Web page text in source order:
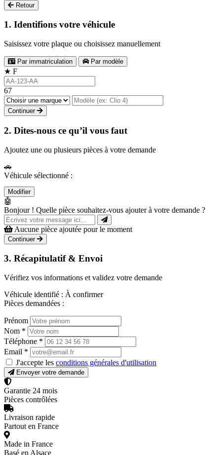
Retour
1. Identifions votre véhicule
Saisissez votre plaque ou choisissez manuellement
Par immatriculation Par modèle
★ F
67
Continuer
2. Dites-nous ce qu’il vous faut
Ajoutez une ou plusieurs pièces à votre demande
🚗
Véhicule sélectionné :
Modifier
🤖
Bonjour ! Quelle pièce souhaitez-vous ajouter à votre demande ?
Aucune pièce ajoutée pour le moment
Continuer
3. Récapitulatif & Envoi
Vérifiez vos informations et validez votre demande
Véhicule identifié : À confirmer
Pièces demandées :
Prénom
Nom *
Téléphone *
Email *
J'accepte les conditions générales d'utilisation
Envoyer votre demande
Garantie 24 mois
Pièces contrôlées
Livraison rapide
Partout en France
Made in France
Basé en Alsace